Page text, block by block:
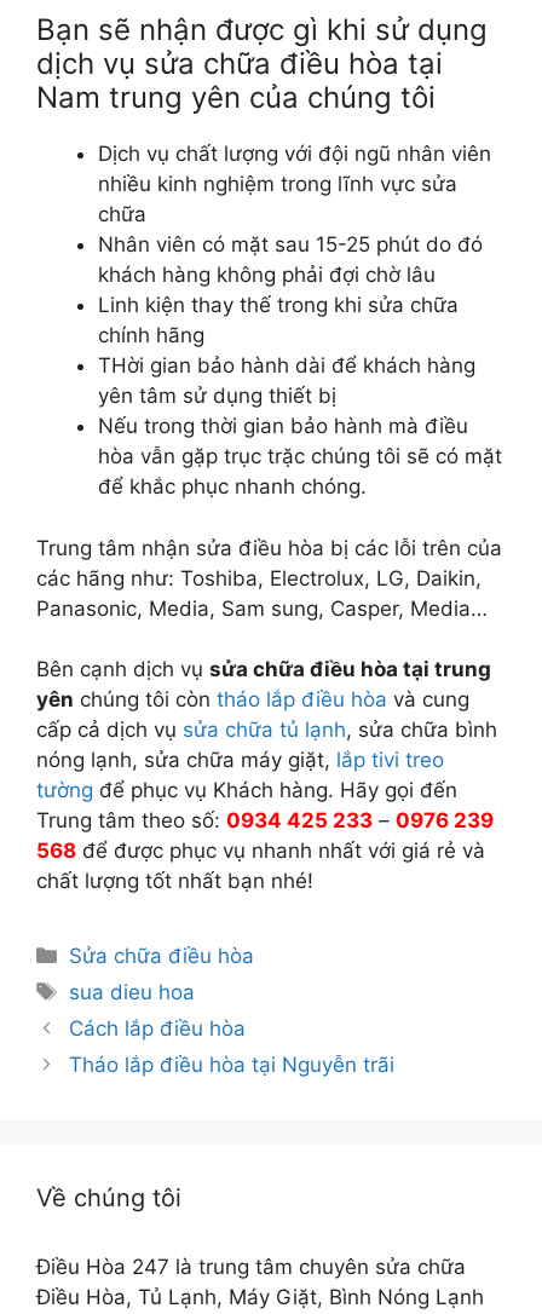
Bạn sẽ nhận được gì khi sử dụng
dịch vụ sửa chữa điều hòa tại
Nam trung yên của chúng tôi
Dịch vụ chất lượng với đội ngũ nhân viên
nhiều kinh nghiệm trong lĩnh vực sửa
chữa
Nhân viên có mặt sau 15-25 phút do đó
khách hàng không phải đợi chờ lâu
Linh kiện thay thế trong khi sửa chữa
chính hãng
THời gian bảo hành dài để khách hàng
yên tâm sử dụng thiết bị
Nếu trong thời gian bảo hành mà điều
hòa vẫn gặp trục trặc chúng tôi sẽ có mặt
để khắc phục nhanh chóng.
Trung tâm nhận sửa điều hòa bị các lỗi trên của
các hãng như: Toshiba, Electrolux, LG, Daikin,
Panasonic, Media, Sam sung, Casper, Media…
Bên cạnh dịch vụ sửa chữa điều hòa tại trung
yên chúng tôi còn tháo lắp điều hòa và cung
cấp cả dịch vụ sửa chữa tủ lạnh, sửa chữa bình
nóng lạnh, sửa chữa máy giặt, lắp tivi treo
tường để phục vụ Khách hàng. Hãy gọi đến
Trung tâm theo số: 0934 425 233 – 0976 239
568 để được phục vụ nhanh nhất với giá rẻ và
chất lượng tốt nhất bạn nhé!
Danh
mục
Sửa chữa điều hòa
Thẻ
sua dieu hoa
Cách lắp điều hòa
Tháo lắp điều hòa tại Nguyễn trãi
Về chúng tôi
Điều Hòa 247 là trung tâm chuyên sửa chữa
Điều Hòa, Tủ Lạnh, Máy Giặt, Bình Nóng Lạnh